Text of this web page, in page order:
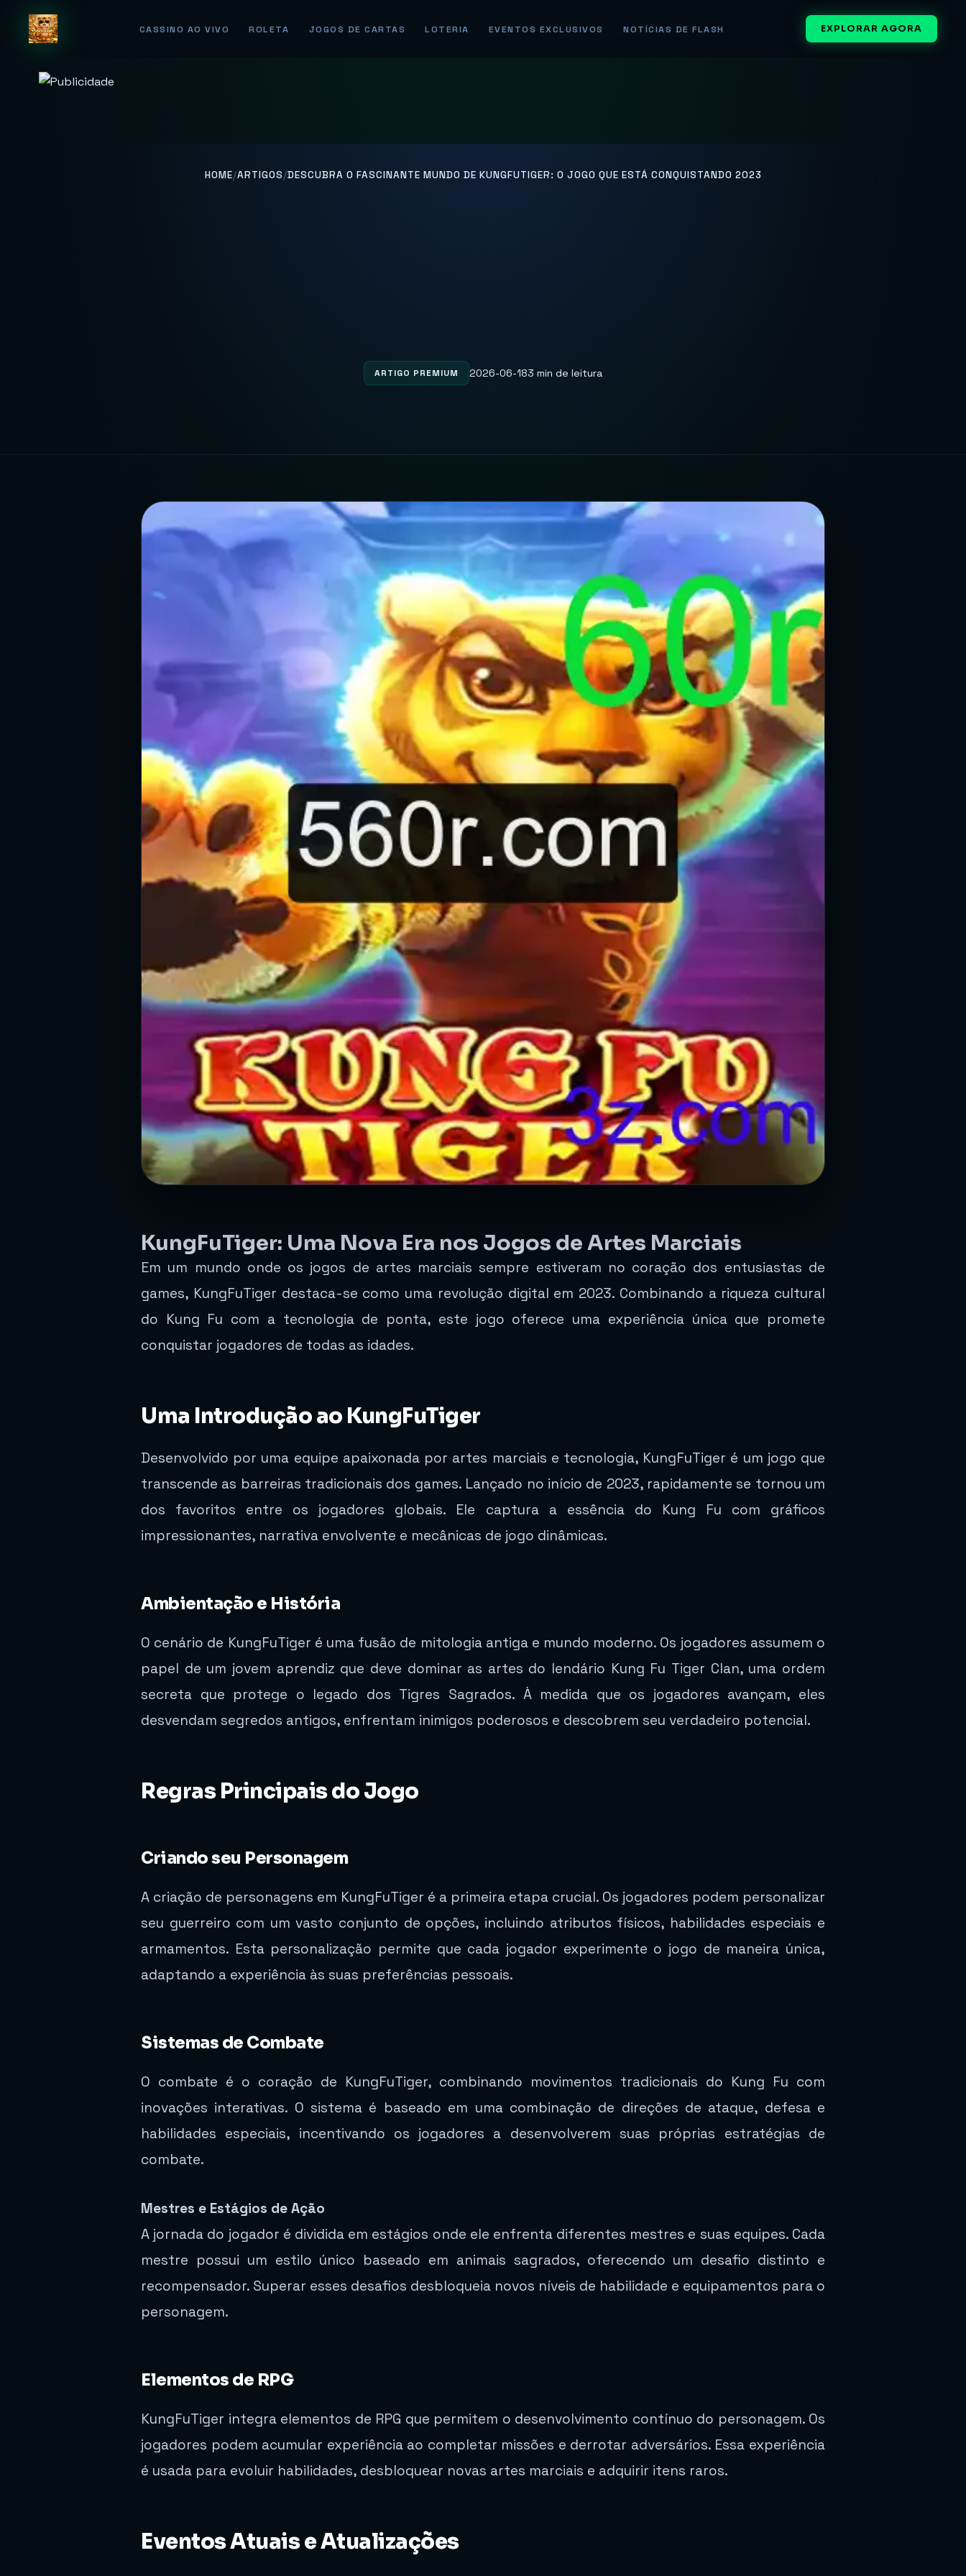
CASSINO AO VIVO ROLETA JOGOS DE CARTAS LOTERIA EVENTOS EXCLUSIVOS NOTÍCIAS DE FLASH EXPLORAR AGORA
HOME/ARTIGOS/DESCUBRA O FASCINANTE MUNDO DE KUNGFUTIGER: O JOGO QUE ESTÁ CONQUISTANDO 2023
ARTIGO PREMIUM 2026-06-183 min de leitura
KungFuTiger: Uma Nova Era nos Jogos de Artes Marciais
Em um mundo onde os jogos de artes marciais sempre estiveram no coração dos entusiastas de
games, KungFuTiger destaca-se como uma revolução digital em 2023. Combinando a riqueza cultural
do Kung Fu com a tecnologia de ponta, este jogo oferece uma experiência única que promete
conquistar jogadores de todas as idades.
Uma Introdução ao KungFuTiger
Desenvolvido por uma equipe apaixonada por artes marciais e tecnologia, KungFuTiger é um jogo que
transcende as barreiras tradicionais dos games. Lançado no início de 2023, rapidamente se tornou um
dos favoritos entre os jogadores globais. Ele captura a essência do Kung Fu com gráficos
impressionantes, narrativa envolvente e mecânicas de jogo dinâmicas.
Ambientação e História
O cenário de KungFuTiger é uma fusão de mitologia antiga e mundo moderno. Os jogadores assumem o
papel de um jovem aprendiz que deve dominar as artes do lendário Kung Fu Tiger Clan, uma ordem
secreta que protege o legado dos Tigres Sagrados. À medida que os jogadores avançam, eles
desvendam segredos antigos, enfrentam inimigos poderosos e descobrem seu verdadeiro potencial.
Regras Principais do Jogo
Criando seu Personagem
A criação de personagens em KungFuTiger é a primeira etapa crucial. Os jogadores podem personalizar
seu guerreiro com um vasto conjunto de opções, incluindo atributos físicos, habilidades especiais e
armamentos. Esta personalização permite que cada jogador experimente o jogo de maneira única,
adaptando a experiência às suas preferências pessoais.
Sistemas de Combate
O combate é o coração de KungFuTiger, combinando movimentos tradicionais do Kung Fu com
inovações interativas. O sistema é baseado em uma combinação de direções de ataque, defesa e
habilidades especiais, incentivando os jogadores a desenvolverem suas próprias estratégias de
combate.
Mestres e Estágios de Ação
A jornada do jogador é dividida em estágios onde ele enfrenta diferentes mestres e suas equipes. Cada
mestre possui um estilo único baseado em animais sagrados, oferecendo um desafio distinto e
recompensador. Superar esses desafios desbloqueia novos níveis de habilidade e equipamentos para o
personagem.
Elementos de RPG
KungFuTiger integra elementos de RPG que permitem o desenvolvimento contínuo do personagem. Os
jogadores podem acumular experiência ao completar missões e derrotar adversários. Essa experiência
é usada para evoluir habilidades, desbloquear novas artes marciais e adquirir itens raros.
Eventos Atuais e Atualizações